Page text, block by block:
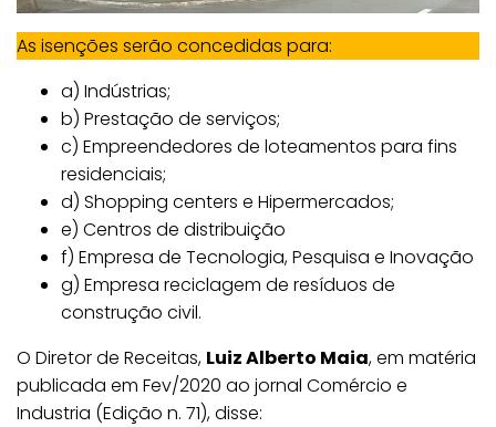
As isenções serão concedidas para:
a) Indústrias;
b) Prestação de serviços;
c) Empreendedores de loteamentos para fins
residenciais;
d) Shopping centers e Hipermercados;
e) Centros de distribuição
f) Empresa de Tecnologia, Pesquisa e Inovação
g) Empresa reciclagem de resíduos de
construção civil.
O Diretor de Receitas, Luiz Alberto Maia, em matéria
publicada em Fev/2020 ao jornal Comércio e
Industria (Edição n. 71), disse: